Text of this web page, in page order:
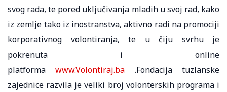
svog rada, te pored uključivanja mladih u svoj rad, kako
iz zemlje tako iz inostranstva, aktivno radi na promociji
korporativnog volontiranja, te u čiju svrhu je
pokrenuta i online
platformawww.Volontiraj.ba .Fondacija tuzlanske
zajednice razvila je veliki broj volonterskih programa i